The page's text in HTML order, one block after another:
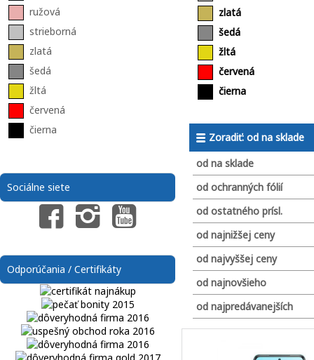
ružová
strieborná
zlatá
šedá
žltá
červená
čierna
Sociálne siete
Odporúčania / Certifikáty
zlatá
šedá
žltá
červená
čierna
Zoradiť: od na sklade
od na sklade
od ochranných fólií
od ostatného prísl.
od najnižšej ceny
od najvyššej ceny
od najnovšieho
od najpredávanejších